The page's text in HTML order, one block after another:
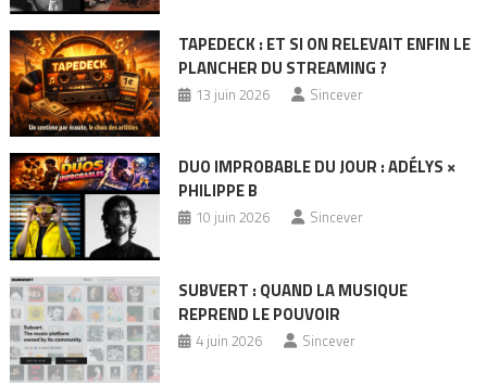
TAPEDECK : ET SI ON RELEVAIT ENFIN LE
PLANCHER DU STREAMING ?
13 juin 2026 Sincever
DUO IMPROBABLE DU JOUR : ADÉLYS ×
PHILIPPE B
10 juin 2026 Sincever
SUBVERT : QUAND LA MUSIQUE
REPREND LE POUVOIR
4 juin 2026 Sincever